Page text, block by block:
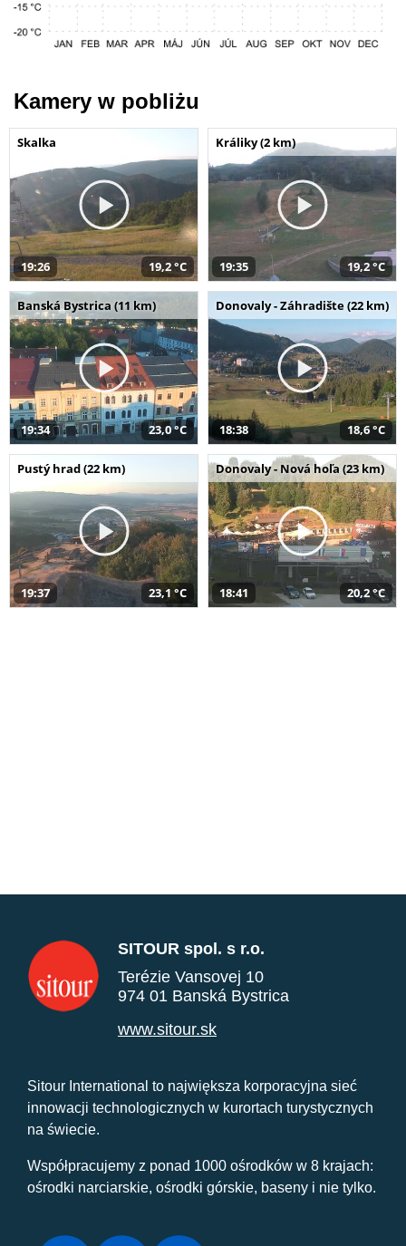
Kamery w pobliżu
Skalka
19:26 19,2 °C
Králiky (2 km)
19:35 19,2 °C
Banská Bystrica (11 km)
19:34 23,0 °C
Donovaly - Záhradište (22 km)
18:38 18,6 °C
Pustý hrad (22 km)
19:37 23,1 °C
Donovaly - Nová hoľa (23 km)
18:41 20,2 °C
SITOUR spol. s r.o.
Terézie Vansovej 10
974 01 Banská Bystrica
www.sitour.sk
Sitour International to największa korporacyjna sieć
innowacji technologicznych w kurortach turystycznych
na świecie.
Współpracujemy z ponad 1000 ośrodków w 8 krajach:
ośrodki narciarskie, ośrodki górskie, baseny i nie tylko.